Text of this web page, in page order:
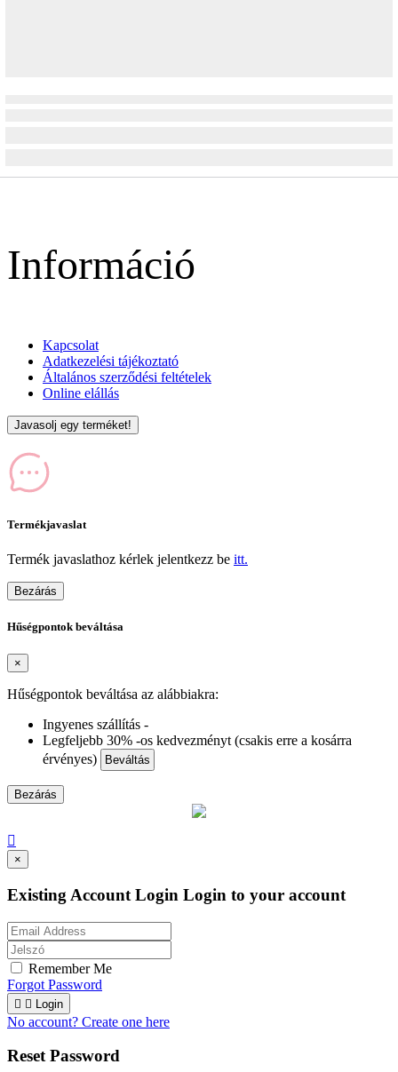
Információ
Kapcsolat
Adatkezelési tájékoztató
Általános szerződési feltételek
Online elállás
Javasolj egy terméket!
Termékjavaslat
Termék javaslathoz kérlek jelentkezz be itt.
Bezárás
Hűségpontok beváltása
×
Hűségpontok beváltása az alábbiakra:
Ingyenes szállítás -
Legfeljebb 30% -os kedvezményt (csakis erre a kosárra
érvényes)
Beváltás
Bezárás

×
Existing Account Login Login to your account
Remember Me
Forgot Password
  Login
No account? Create one here
Reset Password